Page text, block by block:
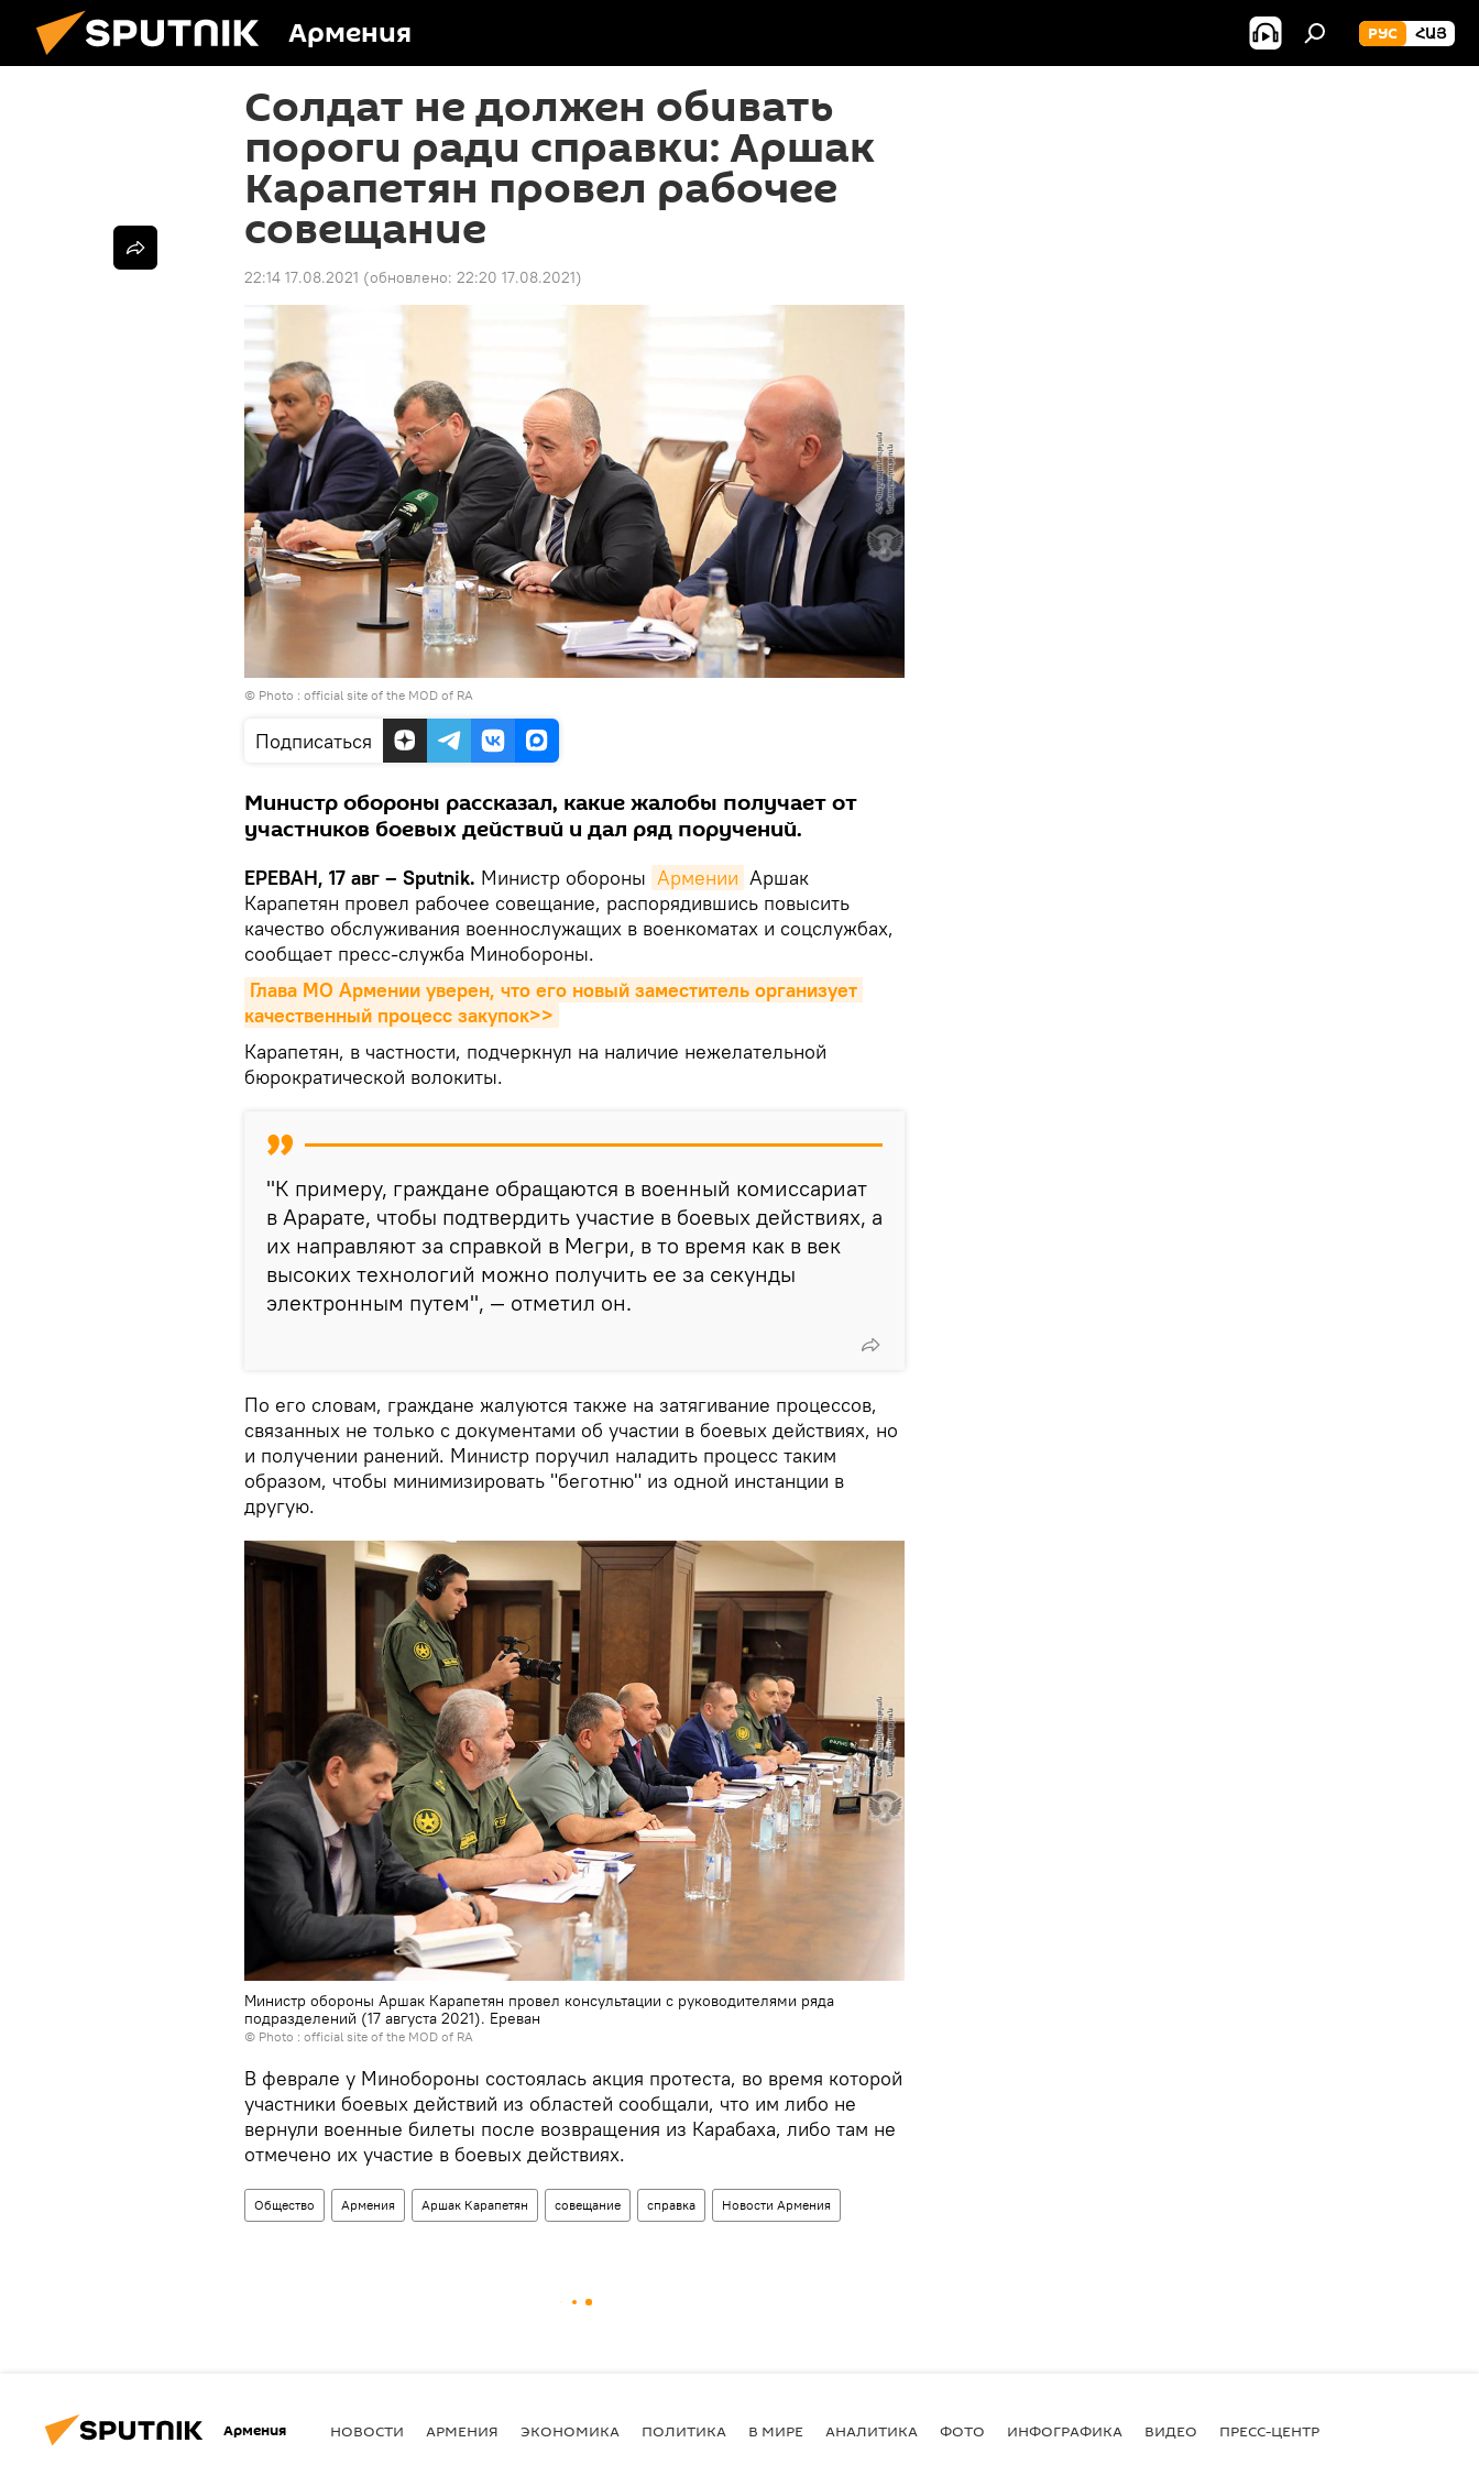
Армения РУС ՀԱՅ
Солдат не должен обивать
пороги ради справки: Аршак
Карапетян провел рабочее
совещание
22:14 17.08.2021 (обновлено: 22:20 17.08.2021)
© Photo : official site of the MOD of RA
Подписаться
Министр обороны рассказал, какие жалобы получает от
участников боевых действий и дал ряд поручений.
ЕРЕВАН, 17 авг – Sputnik. Министр обороны Армении Аршак
Карапетян провел рабочее совещание, распорядившись повысить
качество обслуживания военнослужащих в военкоматах и соцслужбах,
сообщает пресс-служба Минобороны.
Глава МО Армении уверен, что его новый заместитель организует
качественный процесс закупок>>
Карапетян, в частности, подчеркнул на наличие нежелательной
бюрократической волокиты.
"К примеру, граждане обращаются в военный комиссариат
в Арарате, чтобы подтвердить участие в боевых действиях, а
их направляют за справкой в Мегри, в то время как в век
высоких технологий можно получить ее за секунды
электронным путем", — отметил он.
По его словам, граждане жалуются также на затягивание процессов,
связанных не только с документами об участии в боевых действиях, но
и получении ранений. Министр поручил наладить процесс таким
образом, чтобы минимизировать "беготню" из одной инстанции в
другую.
Министр обороны Аршак Карапетян провел консультации с руководителями ряда
подразделений (17 августа 2021). Еревaн
© Photo : official site of the MOD of RA
В феврале у Минобороны состоялась акция протеста, во время которой
участники боевых действий из областей сообщали, что им либо не
вернули военные билеты после возвращения из Карабаха, либо там не
отмечено их участие в боевых действиях.
Общество Армения Аршак Карапетян совещание справка Новости Армения
Армения НОВОСТИ АРМЕНИЯ ЭКОНОМИКА ПОЛИТИКА В МИРЕ АНАЛИТИКА ФОТО ИНФОГРАФИКА ВИДЕО ПРЕСС-ЦЕНТР